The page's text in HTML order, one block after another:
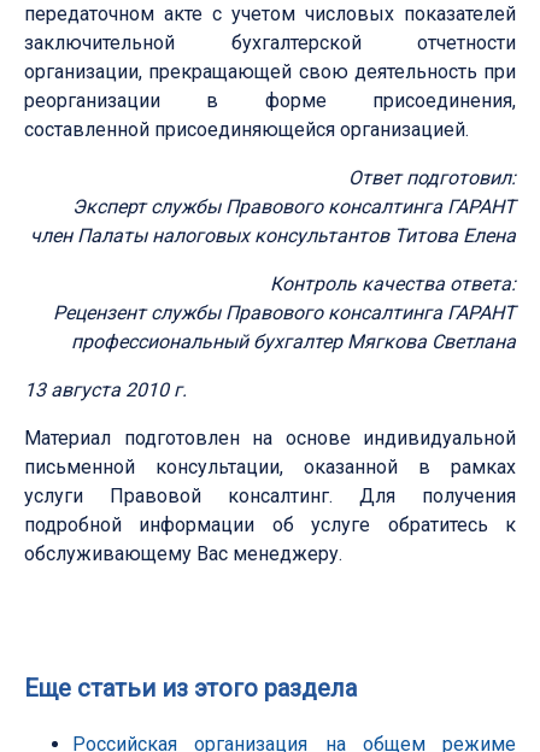
передаточном акте с учетом числовых показателей
заключительной бухгалтерской отчетности
организации, прекращающей свою деятельность при
реорганизации в форме присоединения,
составленной присоединяющейся организацией.
Ответ подготовил:
Эксперт службы Правового консалтинга ГАРАНТ
член Палаты налоговых консультантов Титова Елена
Контроль качества ответа:
Рецензент службы Правового консалтинга ГАРАНТ
профессиональный бухгалтер Мягкова Светлана
13 августа 2010 г.
Материал подготовлен на основе индивидуальной
письменной консультации, оказанной в рамках
услуги Правовой консалтинг. Для получения
подробной информации об услуге обратитесь к
обслуживающему Вас менеджеру.
Еще статьи из этого раздела
Российская организация на общем режиме